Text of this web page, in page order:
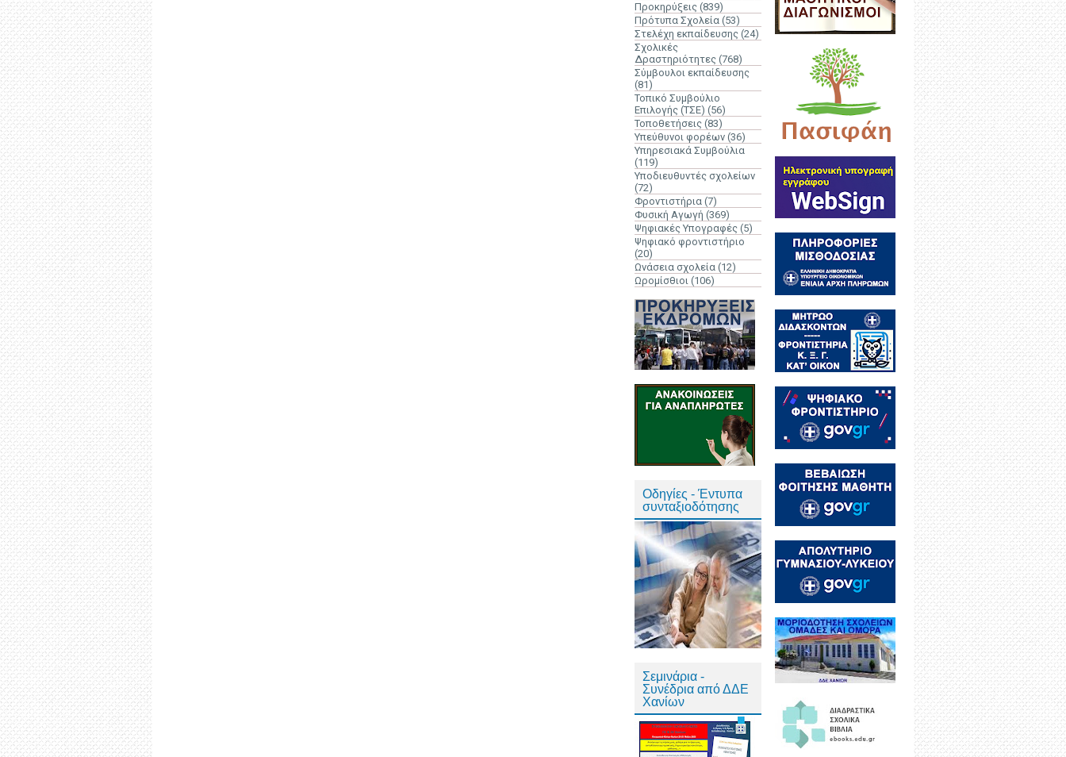
Προκηρύξεις (839)
Πρότυπα Σχολεία (53)
Στελέχη εκπαίδευσης (24)
Σχολικές
Δραστηριότητες (768)
Σύμβουλοι εκπαίδευσης
(81)
Τοπικό Συμβούλιο
Επιλογής (ΤΣΕ) (56)
Τοποθετήσεις (83)
Υπεύθυνοι φορέων (36)
Υπηρεσιακά Συμβούλια
(119)
Υποδιευθυντές σχολείων
(72)
Φροντιστήρια (7)
Φυσική Αγωγή (369)
Ψηφιακές Υπογραφές (5)
Ψηφιακό φροντιστήριο
(20)
Ωνάσεια σχολεία (12)
Ωρομίσθιοι (106)
Οδηγίες - Έντυπα
συνταξιοδότησης
Σεμινάρια -
Συνέδρια από ΔΔΕ
Χανίων